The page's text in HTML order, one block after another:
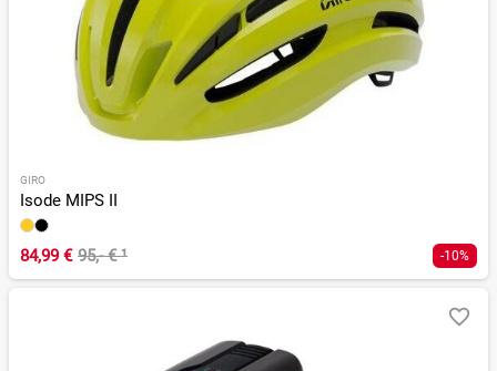
GIRO
Isode MIPS II
84,99 € 95,- €¹ -10%